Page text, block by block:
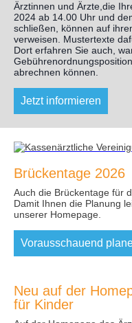
Ärztinnen und Ärzte,die
2024 ab 14.00 Uhr und
schließen, können auf
verweisen. Mustertexte
Dort erfahren Sie auch,
abrechnen können.
Jetzt informieren
Brückentage 2026
Auch die Brückentage für
Damit Ihnen die Planung
unserer Homepage.
Vorausschauend
Neu auf der
für Kinder